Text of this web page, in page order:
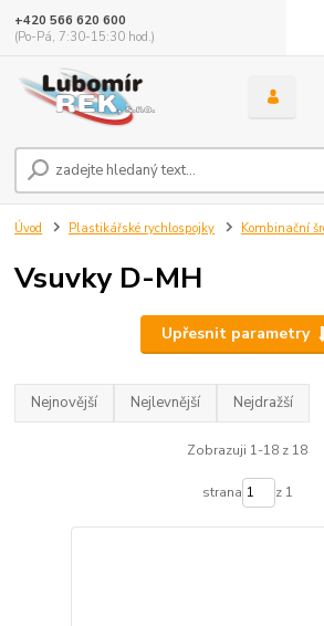
+420 566 620 600
(Po-Pá, 7:30-15:30 hod.)
Úvod Plastikářské rychlospojky Kombinační
Vsuvky D-MH
Upřesnit parametry
Nejnovější Nejlevnější Nejdražší
Zobrazuji 1-18 z 18
strana z 1